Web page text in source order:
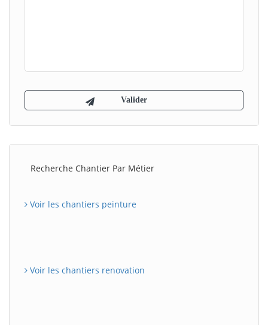
Recherche Chantier Par Métier
Voir les chantiers peinture
Voir les chantiers renovation